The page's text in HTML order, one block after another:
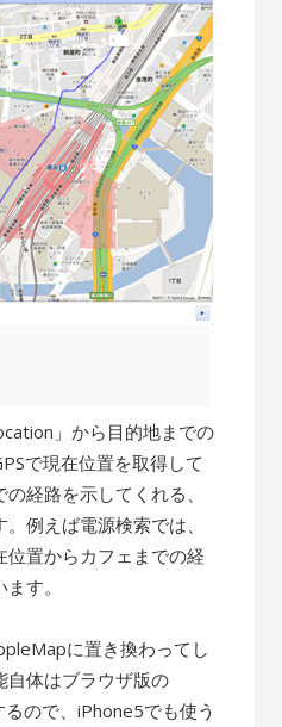
」から目的地までの
で現在位置を取得して
経路を示してくれる、
例えば電源検索では、
位置からカフェまでの経
す。
に置き換わってし
自体はブラウザ版の
ので、iPhone5でも使う